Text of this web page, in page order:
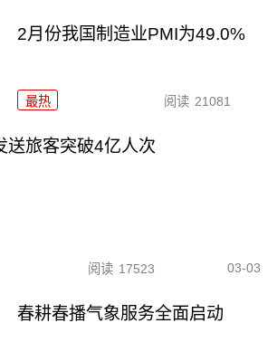
2月份我国制造业PMI为49.0%
最热 阅读 21081
送旅客突破4亿人次
阅读 17523 03-03
春耕春播气象服务全面启动